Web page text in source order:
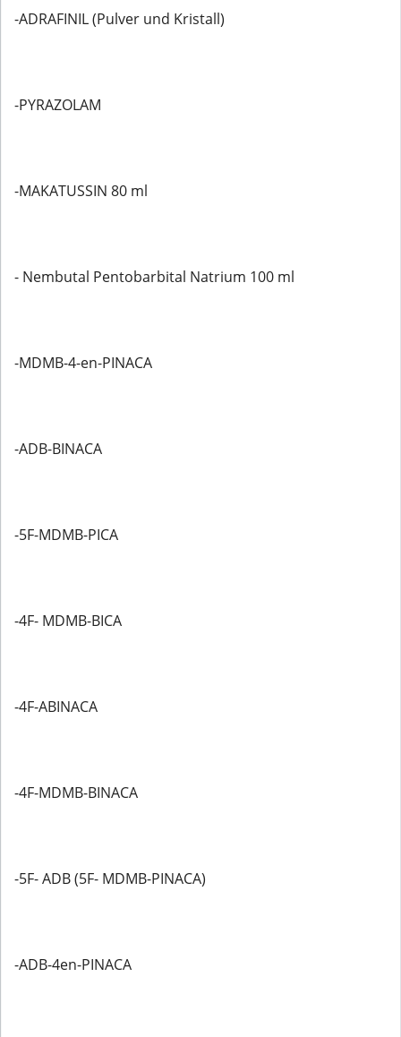
-ADRAFINIL (Pulver und Kristall)
-PYRAZOLAM
-MAKATUSSIN 80 ml
- Nembutal Pentobarbital Natrium 100 ml
-MDMB-4-en-PINACA
-ADB-BINACA
-5F-MDMB-PICA
-4F- MDMB-BICA
-4F-ABINACA
-4F-MDMB-BINACA
-5F- ADB (5F- MDMB-PINACA)
-ADB-4en-PINACA